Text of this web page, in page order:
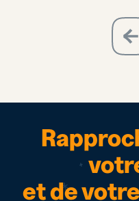
slide
et de